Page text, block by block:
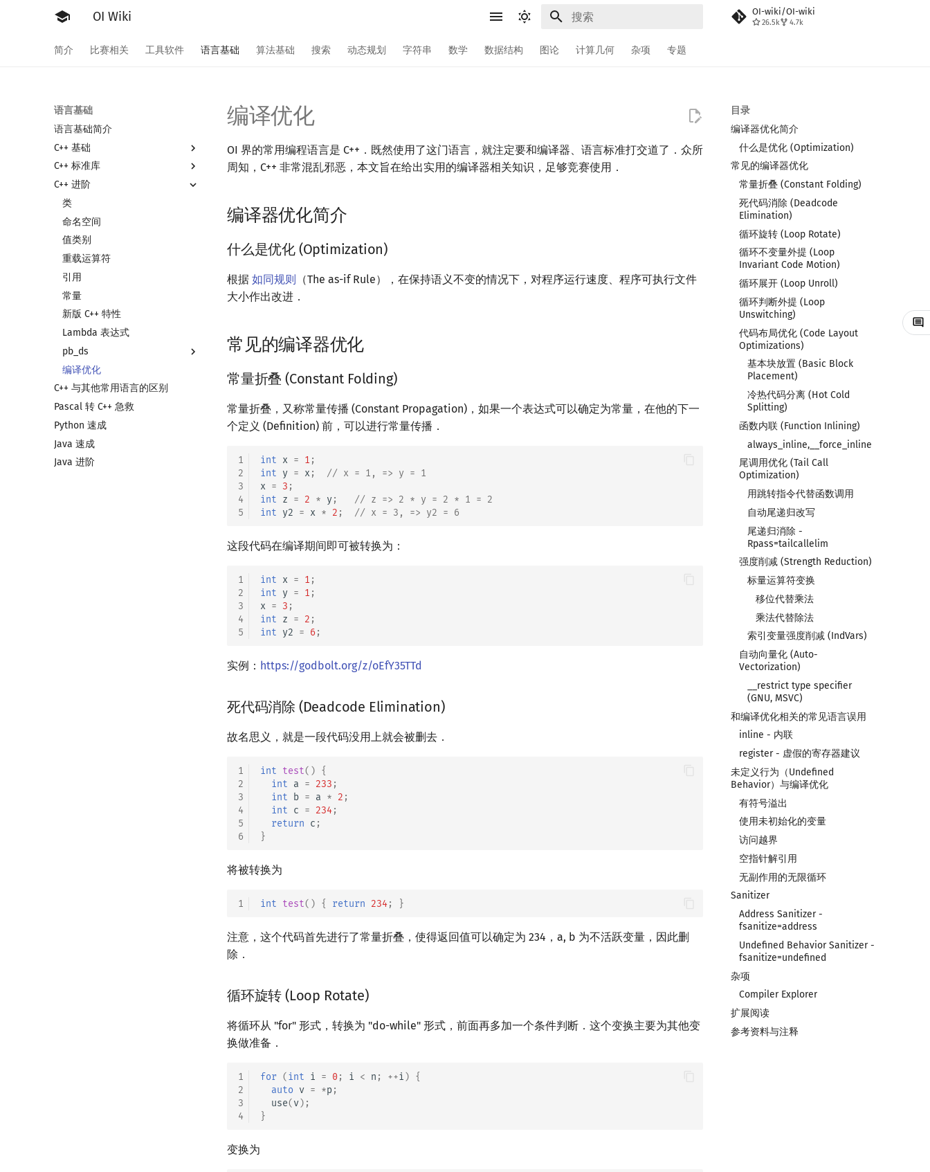
OI Wiki OI-wiki/OI-wiki
26.5k 4.7k
简介 比赛相关 工具软件 语言基础 算法基础 搜索 动态规划 字符串 数学 数据结构 图论 计算几何 杂项 专题
语言基础
语言基础简介
C++ 基础
Hello, World!
C++ 语法基础
变量
运算
流程控制语句
分支
循环
高级数据类型
数组
结构体
联合体
指针
函数
文件操作
C++ 标准库
C++ 标准库简介
STL 容器
STL 容器简介
迭代器
序列式容器
关联式容器
无序关联式容器
容器适配器
STL 算法
bitset
string
pair
C++ 进阶
类
命名空间
值类别
重载运算符
引用
常量
新版 C++ 特性
Lambda 表达式
pb_ds
pb_ds 简介
堆
平衡树
编译优化
C++ 与其他常用语言的区别
Pascal 转 C++ 急救
Python 速成
Java 速成
Java 进阶
目录
编译器优化简介
什么是优化 (Optimization)
常见的编译器优化
常量折叠 (Constant Folding)
死代码消除 (Deadcode
Elimination)
循环旋转 (Loop Rotate)
循环不变量外提 (Loop
Invariant Code Motion)
循环展开 (Loop Unroll)
循环判断外提 (Loop
Unswitching)
代码布局优化 (Code Layout
Optimizations)
基本块放置 (Basic Block
Placement)
冷热代码分离 (Hot Cold
Splitting)
函数内联 (Function Inlining)
always_inline,__force_inline
尾调用优化 (Tail Call
Optimization)
用跳转指令代替函数调用
自动尾递归改写
尾递归消除 -
Rpass=tailcallelim
强度削减 (Strength Reduction)
标量运算符变换
移位代替乘法
乘法代替除法
索引变量强度削减 (IndVars)
自动向量化 (Auto-
Vectorization)
__restrict type specifier
(GNU, MSVC)
和编译优化相关的常见语言误用
inline - 内联
register - 虚假的寄存器建议
未定义行为（Undefined
Behavior）与编译优化
有符号溢出
使用未初始化的变量
访问越界
空指针解引用
无副作用的无限循环
Sanitizer
Address Sanitizer -
fsanitize=address
Undefined Behavior Sanitizer -
fsanitize=undefined
杂项
Compiler Explorer
扩展阅读
参考资料与注释
编译优化
OI 界的常用编程语言是 C++．既然使用了这门语言，就注定要和编译器、语言标准打交道了．众所
周知，C++ 非常混乱邪恶，本文旨在给出实用的编译器相关知识，足够竞赛使用．
编译器优化简介
什么是优化 (Optimization)
根据 如同规则 （The as-if Rule），在保持语义不变的情况下，对程序运行速度、程序可执行文件
大小作出改进．
常见的编译器优化
常量折叠 (Constant Folding)
常量折叠，又称常量传播 (Constant Propagation)，如果一个表达式可以确定为常量，在他的下一
个定义 (Definition) 前，可以进行常量传播．
1
2
3
4
5
int x = 1 ;
int y = x;
// x = 1, => y = 1
x = 3 ;
int z = 2 * y;
// z => 2 * y = 2 * 1 = 2
int y2 = x * 2 ; // x = 3, => y2 = 6
这段代码在编译期间即可被转换为：
1
2
3
4
5
int x = 1 ;
int y = 1 ;
x = 3 ;
int z = 2 ;
int y2 = 6 ;
实例： https://godbolt.org/z/oEfY35TTd
死代码消除 (Deadcode Elimination)
故名思义，就是一段代码没用上就会被删去．
1
2
3
4
5
6
int test() {
int a = 233 ;
int
b = a * 2 ;
int c = 234;
return c ;
}
将被转换为
1 int test() { return 234; }
注意，这个代码首先进行了常量折叠，使得返回值可以确定为 234，a, b 为不活跃变量，因此删
除．
循环旋转 (Loop Rotate)
将循环从 "for" 形式，转换为 "do-while" 形式，前面再多加一个条件判断．这个变换主要为其他变
换做准备．
1
2
3
4
for (int i = 0; i < n ; ++i) {
auto v = *p ;
use(v);
}
变换为